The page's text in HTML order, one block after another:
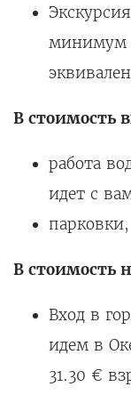
минимум
В стоимость
работа
идет с
В стоимость
Вход в
идем в
31.30 €